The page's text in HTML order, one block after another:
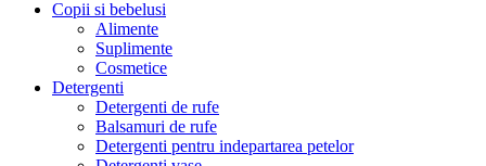
Copii si bebelusi
Alimente
Suplimente
Cosmetice
Detergenti
Detergenti de rufe
Balsamuri de rufe
Detergenti pentru indepartarea petelor